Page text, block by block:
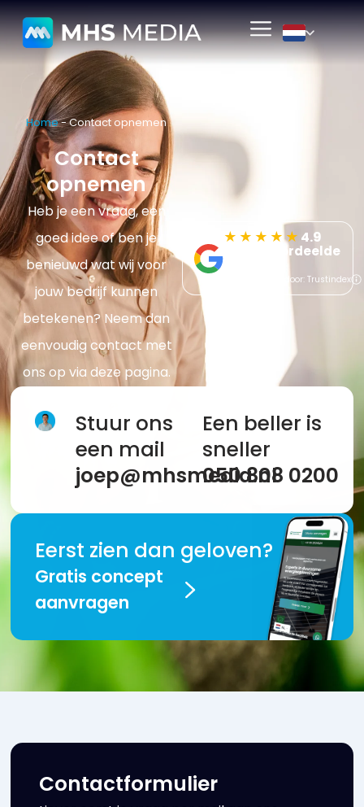
Home-Contact opnemen
Contact
opnemen
Heb je een vraag, een
goed idee of ben je
benieuwd wat wij voor
jouw bedrijf kunnen
betekenen? Neem dan
eenvoudig contact met
ons op via deze pagina.
★★★★★ 4.9
Best beoordeelde
gecertificeerd door: Trustindex
Stuur ons
een mail
joep@mhsmedia.nl
Een beller is
sneller
050 808 0200
Eerst zien dan geloven?
Gratis concept
aanvragen
Contactformulier